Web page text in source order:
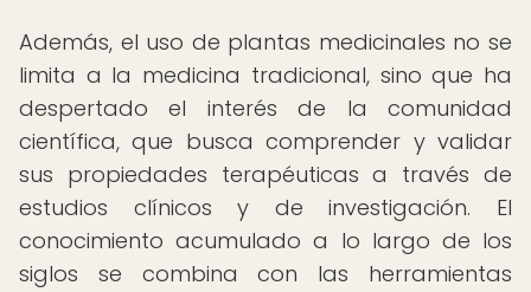
Además, el uso de plantas medicinales no se
limita a la medicina tradicional, sino que ha
despertado el interés de la comunidad
científica, que busca comprender y validar
sus propiedades terapéuticas a través de
estudios clínicos y de investigación. El
conocimiento acumulado a lo largo de los
siglos se combina con las herramientas